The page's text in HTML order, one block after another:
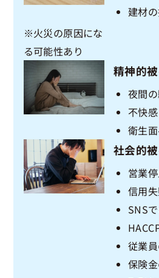
建材
※火災の原因にな
る可能性あり
精神的
夜間
不快
衛生
社会的
営業
信用
SNS
従業
保険